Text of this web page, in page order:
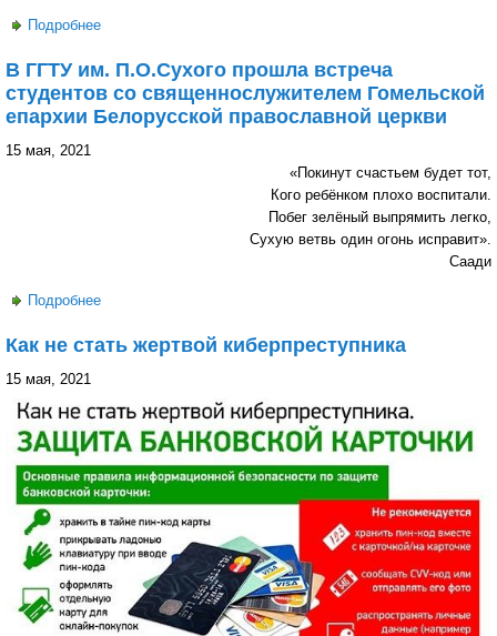
Подробнее
мая 2021 года)
В ГГТУ им. П.О.Сухого прошла встреча
студентов со священнослужителем Гомельской
епархии Белорусской православной церкви
15 мая, 2021
«Покинут счастьем будет тот,
Кого ребёнком плохо воспитали.
Побег зелёный выпрямить легко,
Сухую ветвь один огонь исправит».
Саади
Подробнее
православной церкви
Как не стать жертвой киберпреступника
15 мая, 2021